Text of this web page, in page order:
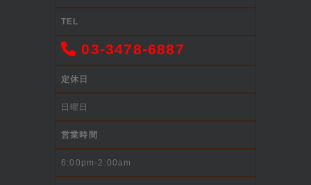
TEL
03-3478-6887
定休日
日曜日
営業時間
6:00pm-2:00am